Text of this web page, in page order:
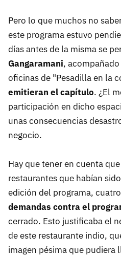
Pero lo que muchos no
este programa estuvo
días antes de la misma se
Gangaramani,
oficinas de "Pesadilla en la
emitieran el capítulo. ¿El
participación en dicho
unas consecuencias
negocio.
Hay que tener en cuenta
restaurantes que habían
edición del programa,
demandas contra el
cerrado. Esto justificaba el
de este restaurante indio,
imagen pésima que pudiera